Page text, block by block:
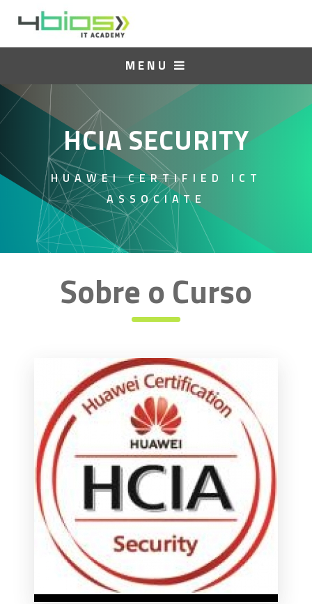
MENU
HCIA SECURITY
HUAWEI CERTIFIED ICT
ASSOCIATE
Sobre o Curso